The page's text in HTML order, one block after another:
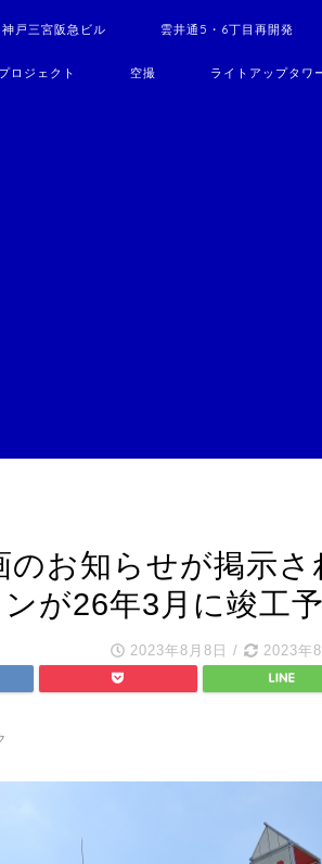
神戸三宮阪急ビル 雲井通5・6丁目再開発
ロジェクト 空撮 ライトアップタワ
のお知らせが掲示さ
が26年3月に竣工
2023年8月8日 / 2023年8